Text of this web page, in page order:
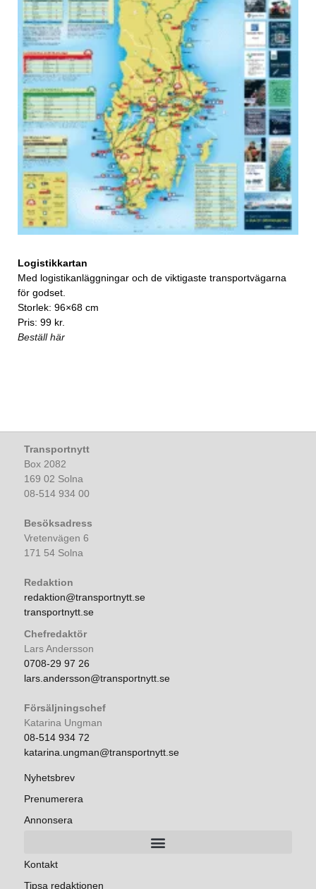
Logistikkartan
Med logistikanläggningar och de viktigaste transportvägarna
för godset.
Storlek: 96×68 cm
Pris: 99 kr.
Beställ här
Transportnytt
Box 2082
169 02 Solna
08-514 934 00
Besöksadress
Vretenvägen 6
171 54 Solna
Redaktion
redaktion@transportnytt.se
transportnytt.se
Chefredaktör
Lars Andersson
0708-29 97 26
lars.andersson@transportnytt.se
Försäljningschef
Katarina Ungman
08-514 934 72
katarina.ungman@transportnytt.se
Nyhetsbrev
Prenumerera
Annonsera
Kontakt
Tipsa redaktionen